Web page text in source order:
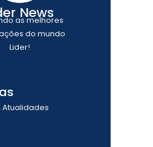
News
as melhores
do mundo
Lider!